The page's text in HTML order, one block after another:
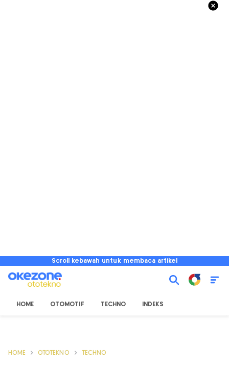
Scroll kebawah untuk membaca artikel
HOME OTOMOTIF TECHNO INDEKS
HOME OTOTEKNO TECHNO